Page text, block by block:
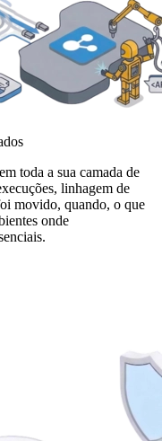
toda a sua camada de
linhagem de
movido, quando, o que
onde